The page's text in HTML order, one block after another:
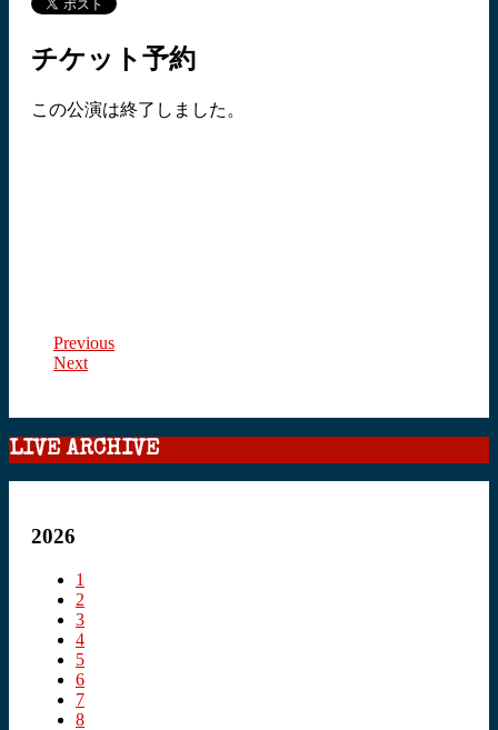
チケット予約
この公演は終了しました。
Previous
Next
LIVE ARCHIVE
2026
1
2
3
4
5
6
7
8